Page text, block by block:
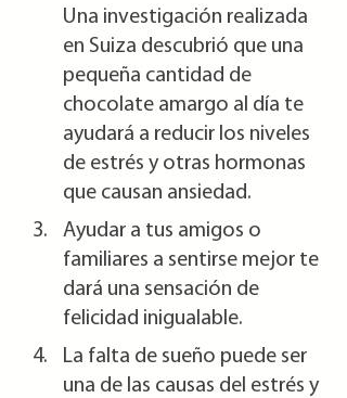
Una investigación realizada
en Suiza descubrió que una
pequeña cantidad de
chocolate amargo al día te
ayudará a reducir los niveles
de estrés y otras hormonas
que causan ansiedad.
Ayudar a tus amigos o
familiares a sentirse mejor te
dará una sensación de
felicidad inigualable.
La falta de sueño puede ser
una de las causas del estrés y